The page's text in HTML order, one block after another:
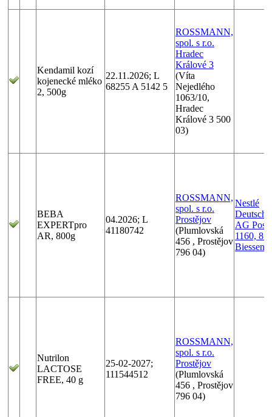
Kendamil kozí
kojenecké mléko
2, 500g
22.11.2026; L
68255 A 5142 5
ROSSMANN,
spol. s r.o.
Hradec
Králové 3
(Víta
Nejedlého
1063/10,
Hradec
Králové 3 500
03)
BEBA
EXPERTpro
AR, 800g
04.2026; L
41180742
ROSSMANN,
spol. s r.o.
Prostějov
(Plumlovská
456 , Prostějov
796 04)
Nestlé
AG
1160,
Nutrilon
LACTOSE
FREE, 40 g
25-02-2027;
111544512
ROSSMANN,
spol. s r.o.
Prostějov
(Plumlovská
456 , Prostějov
796 04)